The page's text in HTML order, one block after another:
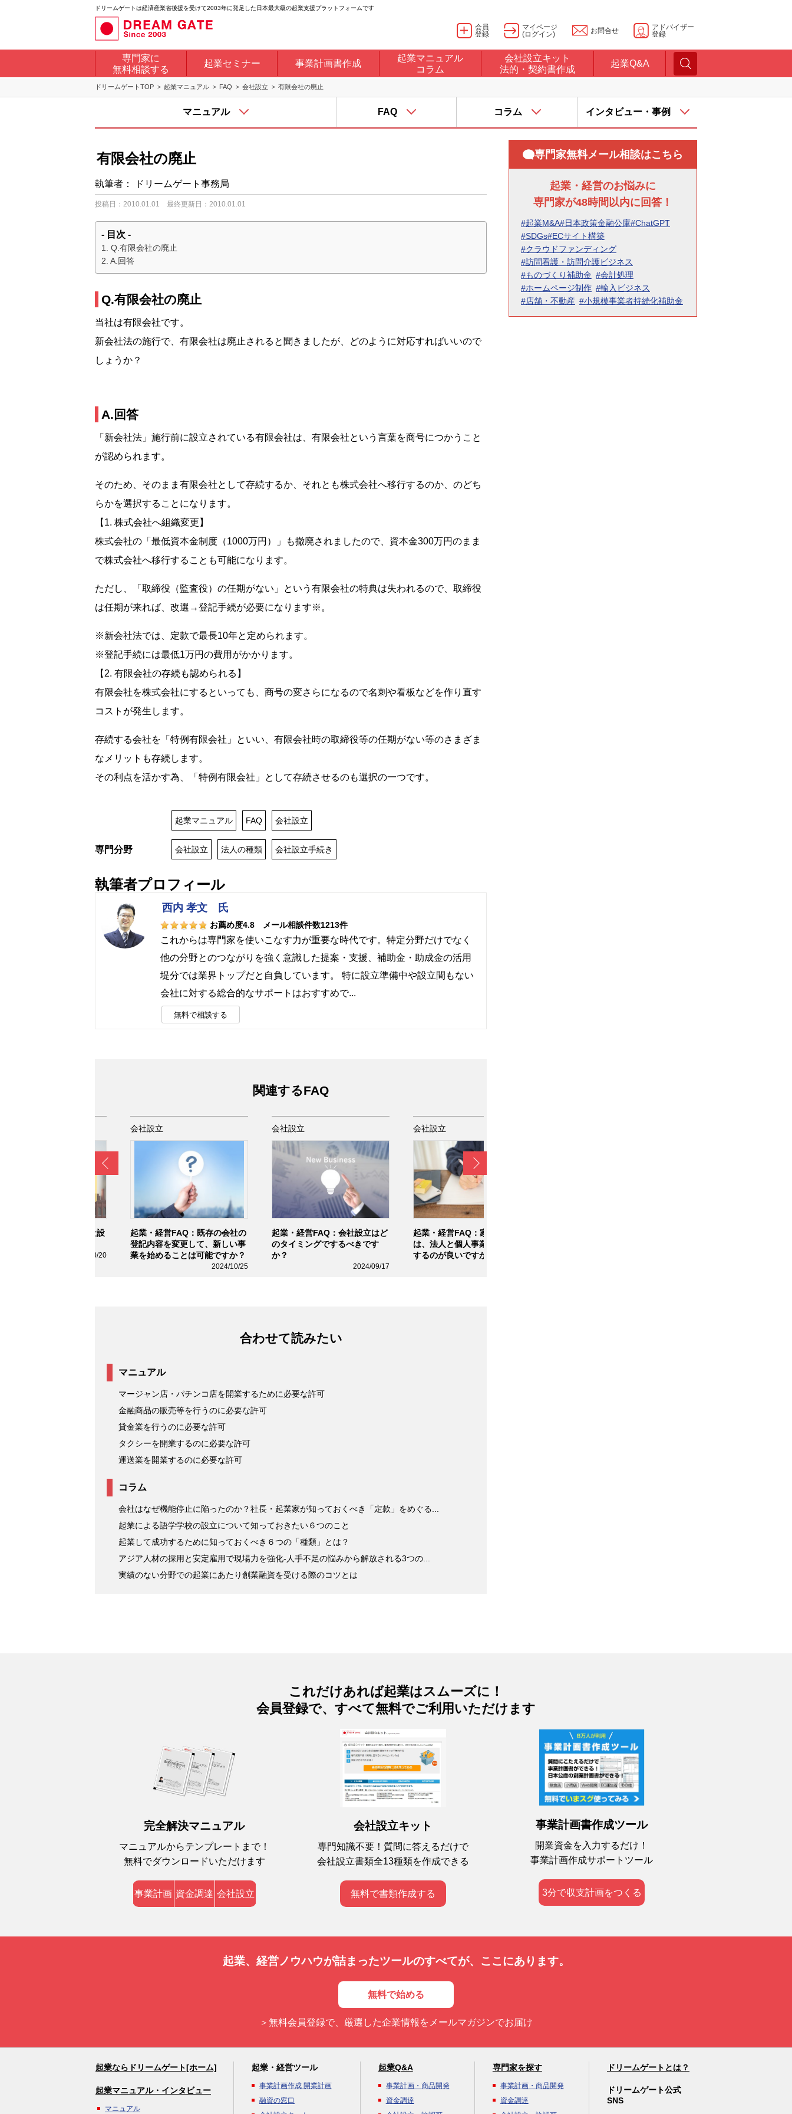
ドリームゲートは経済産業省後援を受けて2003年に発足した日本最大級の起業支援プラットフォームです
会員
登録
マイページ
(ログイン)
お問合せ
アドバイザー
登録
専門家に
無料相談する
起業セミナー 事業計画書作成
起業マニュアル
コラム
会社設立キット
法的・契約書作成
起業Q&A
ドリームゲートTOP 起業マニュアル FAQ 会社設立 有限会社の廃止
マニュアル FAQ コラム インタビュー・事例
有限会社の廃止
執筆者： ドリームゲート事務局
投稿日：2010.01.01 最終更新日：2010.01.01
- 目次 -
Q.有限会社の廃止
A.回答
Q.有限会社の廃止
当社は有限会社です。
新会社法の施行で、有限会社は廃止されると聞きましたが、どのように対応すればいいので
しょうか？
A.回答
「新会社法」施行前に設立されている有限会社は、有限会社という言葉を商号につかうこと
が認められます。
そのため、そのまま有限会社として存続するか、それとも株式会社へ移行するのか、のどち
らかを選択することになります。
【1. 株式会社へ組織変更】
株式会社の「最低資本金制度（1000万円）」も撤廃されましたので、資本金300万円のまま
で株式会社へ移行することも可能になります。
ただし、「取締役（監査役）の任期がない」という有限会社の特典は失われるので、取締役
は任期が来れば、改選→登記手続が必要になります※。
※新会社法では、定款で最長10年と定められます。
※登記手続には最低1万円の費用がかかります。
【2. 有限会社の存続も認められる】
有限会社を株式会社にするといっても、商号の変さらになるので名刺や看板などを作り直す
コストが発生します。
存続する会社を「特例有限会社」といい、有限会社時の取締役等の任期がない等のさまざま
なメリットも存続します。
その利点を活かす為、「特例有限会社」として存続させるのも選択の一つです。
起業マニュアル FAQ 会社設立
専門分野 会社設立 法人の種類 会社設立手続き
執筆者プロフィール
西内 孝文 氏
お薦め度4.8 メール相談件数1213件
これからは専門家を使いこなす力が重要な時代です。特定分野だけでなく
他の分野とのつながりを強く意識した提案・支援、補助金・助成金の活用
堤分では業界トップだと自負しています。 特に設立準備中や設立間もない
会社に対する総合的なサポートはおすすめで...
無料で相談する
関連するFAQ
：会社名が同じでも会社設
2025/10/20
会社設立
起業・経営FAQ：既存の会社の
登記内容を変更して、新しい事
業を始めることは可能ですか？
2024/10/25
会社設立
起業・経営FAQ：会社設立はど
のタイミングでするべきです
か？
2024/09/17
会社設立
起業・経営FAQ：家庭教師事業
は、法人と個人事業主どちらで
するのが良いですか？
合わせて読みたい
マニュアル
マージャン店・パチンコ店を開業するために必要な許可
金融商品の販売等を行うのに必要な許可
貸金業を行うのに必要な許可
タクシーを開業するのに必要な許可
運送業を開業するのに必要な許可
コラム
会社はなぜ機能停止に陥ったのか？社長・起業家が知っておくべき「定款」をめぐる...
起業による語学学校の設立について知っておきたい６つのこと
起業して成功するために知っておくべき６つの「種類」とは？
アジア人材の採用と安定雇用で現場力を強化-人手不足の悩みから解放される3つの...
実績のない分野での起業にあたり創業融資を受ける際のコツとは
専門家無料メール相談はこちら
起業・経営のお悩みに
専門家が48時間以内に回答！
#起業M&A#日本政策金融公庫#ChatGPT
#SDGs#ECサイト構築
#クラウドファンディング
#訪問看護・訪問介護ビジネス
#ものづくり補助金 #会計処理
#ホームページ制作 #輸入ビジネス
#店舗・不動産 #小規模事業者持続化補助金
これだけあれば起業はスムーズに！
会員登録で、すべて無料でご利用いただけます
完全解決マニュアル
マニュアルからテンプレートまで！
無料でダウンロードいただけます
事業計画 資金調達 会社設立
会社設立キット
専門知識不要！質問に答えるだけで
会社設立書類全13種類を作成できる
無料で書類作成する
事業計画書作成ツール
開業資金を入力するだけ！
事業計画作成サポートツール
3分で収支計画をつくる
起業、経営ノウハウが詰まったツールのすべてが、 ここにあります。
無料で始める
＞無料会員登録で、厳選した企業情報をメールマガジンでお届け
起業ならドリームゲート[ホーム]
起業マニュアル・インタビュー
マニュアル
起業・経営ツール
事業計画作成 開業計画
融資の窓口
起業Q&A
事業計画・商品開発
資金調達
専門家を探す
事業計画・商品開発
資金調達
ドリームゲートとは？
ドリームゲート公式
SNS